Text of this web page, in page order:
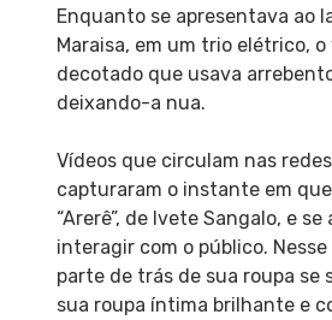
Enquanto se apresentava ao
Maraisa, em um trio elétrico,
decotado que usava
deixando-a nua.
Vídeos que circulam nas
capturaram o instante em
“Arerê”, de Ivete Sangalo, e
interagir com o público.
parte de trás de sua roupa se
sua roupa íntima brilhante e